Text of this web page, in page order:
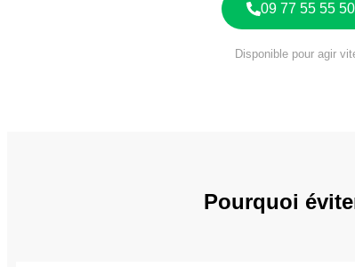
09 77 55 55 50
Disponible pour agir
Pourquoi